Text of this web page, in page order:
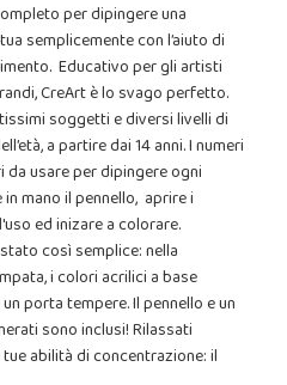
per dipingere una
semplicemente con l’aiuto di
Educativo per gli artisti
CreArt è lo svago perfetto.
soggetti e diversi livelli di
a partire dai 14 anni. I numeri
da usare per dipingere ogni
mano il pennello, aprire i
ed inizare a colorare.
così semplice: nella
i colori acrilici a base
porta tempere. Il pennello e un
sono inclusi! Rilassati
abilità di concentrazione: il